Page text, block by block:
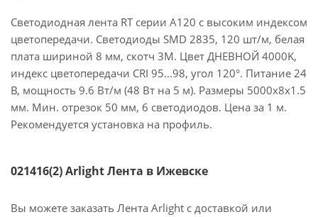
Светодиодная лента RT серии A120 с высоким индексом
цветопередачи. Светодиоды SMD 2835, 120 шт/м, белая
плата шириной 8 мм, скотч 3М. Цвет ДНЕВНОЙ 4000K,
индекс цветопередачи CRI 95...98, угол 120°. Питание 24
В, мощность 9.6 Вт/м (48 Вт на 5 м). Размеры 5000х8х1.5
мм. Мин. отрезок 50 мм, 6 светодиодов. Цена за 1 м.
Рекомендуется установка на профиль.
021416(2) Arlight Лента в Ижевске
Вы можете заказать Лента Arlight с доставкой или